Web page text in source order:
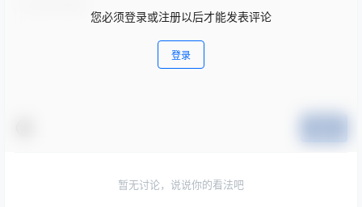
您必须登录或注册以后才能发表评论
登录
暂无讨论，说说你的看法吧